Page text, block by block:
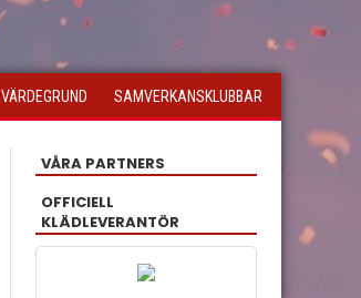
VÄRDEGRUND SAMVERKANSKLUBBAR
VÅRA PARTNERS
OFFICIELL
KLÄDLEVERANTÖR